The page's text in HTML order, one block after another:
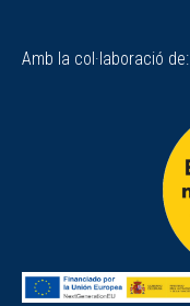
Amb la col·laboració de: